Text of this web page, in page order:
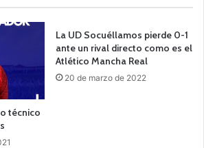
técnico
La UD Socuéllamos pierde 0-1
ante un rival directo como es el
Atlético Mancha Real
20 de marzo de 2022